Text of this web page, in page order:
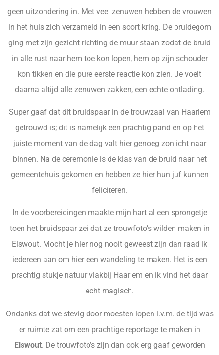
geen uitzondering in. Met veel zenuwen hebben de vrouwen
in het huis zich verzameld in een soort kring. De bruidegom
ging met zijn gezicht richting de muur staan zodat de bruid
in alle rust naar hem toe kon lopen, hem op zijn schouder
kon tikken en die pure eerste reactie kon zien. Je voelt
daarna altijd alle zenuwen zakken, een echte ontlading.
Super gaaf dat dit bruidspaar in de trouwzaal van Haarlem
getrouwd is; dit is namelijk een prachtig pand en op het
juiste moment van de dag valt hier genoeg zonlicht naar
binnen. Na de ceremonie is de klas van de bruid naar het
gemeentehuis gekomen en hebben ze hier hun juf kunnen
feliciteren.
In de voorbereidingen maakte mijn hart al een sprongetje
toen het bruidspaar zei dat ze trouwfoto’s wilden maken in
Elswout. Mocht je hier nog nooit geweest zijn dan raad ik
iedereen aan om hier een wandeling te maken. Het is een
prachtig stukje natuur vlakbij Haarlem en ik vind het daar
echt magisch.
Ondanks dat we stevig door moesten lopen i.v.m. de tijd was
er ruimte zat om een prachtige reportage te maken in
Elswout. De trouwfoto’s zijn dan ook erg gaaf geworden